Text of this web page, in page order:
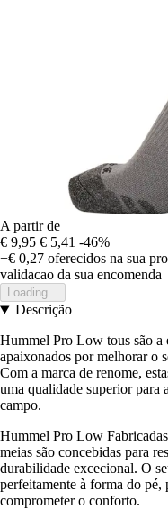
A partir de
€ 9,95 € 5,41 -46%
+€ 0,27 oferecidos na sua
validacao da sua encomenda
Loading...
Descrição
Hummel Pro Low tous são a
apaixonados por melhorar o
Com a marca de renome,
uma qualidade superior para
campo.
Hummel Pro Low
meias são concebidas para
durabilidade excecional. O
perfeitamente à forma do
comprometer o conforto.